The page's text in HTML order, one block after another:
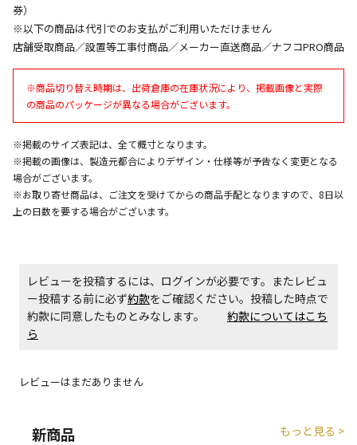
エアコンの取付工事が必要な商品です。別途費用が発
生する場合がございます。
商品購入個数ごとに送料がかかる商品です
券）
※以下の商品は代引でのお支払がご利用いただけません
店舗受取商品／設置等工事付商品／メーカー直送商品／ナフコPRO商品
※商品切り替え時期は、出荷倉庫の在庫状況により、掲載画像と実際
の商品のパッケージが異なる場合がございます。
※掲載のサイズ表記は、全て概寸となります。
※掲載の画像は、製造元都合によりデザイン・仕様等が予告なく変更となる
場合がございます。
※お取り寄せ商品は、ご注文を受けてからの商品手配となりますので、8日以
上の日数を要する場合がございます。
レビューを投稿するには、ログインが必要です。またレビュ
ー投稿する前に必ず約款をご確認ください。投稿した時点で
約款に同意したものとみなします。 約款についてはこち
ら
レビューはまだありません
新商品 もっと見る >